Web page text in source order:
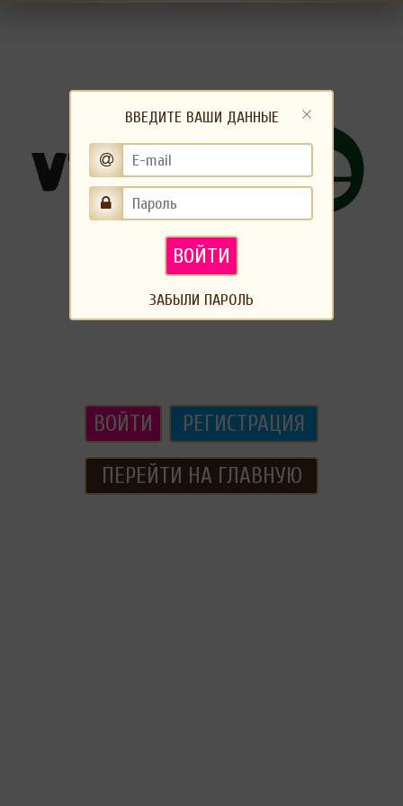
ВОЙТИ
РЕГИСТРАЦИЯ
ПЕРЕЙТИ НА ГЛАВНУЮ
ВВЕДИТЕ ВАШИ ДАННЫЕ
ВОЙТИ
ЗАБЫЛИ ПАРОЛЬ